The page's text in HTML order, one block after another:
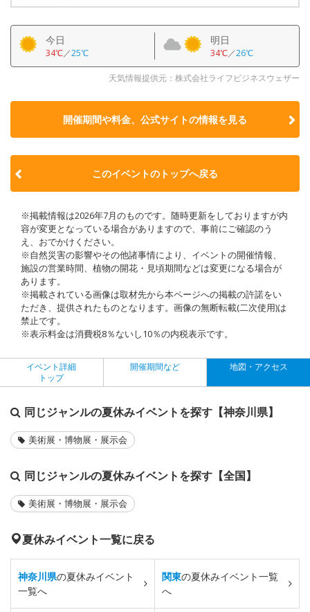
今日
34℃／25℃
明日
34℃／26℃
天気情報提供元：株式会社ライフビジネスウェザー
開催期間や料金、公式サイトの情報を見る
このイベントのトップへ戻る
※掲載情報は2026年7月のものです。随時更新をしておりますが内
容が変更となっている場合がありますので、事前にご確認のう
え、おでかけください。
※自然災害の影響やその他諸事情により、イベントの開催情報、
施設の営業時間、植物の開花・見頃期間などは変更になる場合が
あります。
※掲載されている画像は取材先から本ページへの掲載の許諾をい
ただき、提供されたものとなります。画像の無断転載(二次使用)は
禁止です。
※表示料金は消費税8％ないし10％の内税表示です。
イベント詳細
トップ
開催期間など 地図・アクセス
同じジャンルの夏休みイベントを探す【神奈川県】
美術展・博物展・展示会
同じジャンルの夏休みイベントを探す【全国】
美術展・博物展・展示会
夏休みイベント一覧に戻る
神奈川県の夏休みイベント
一覧へ
関東の夏休みイベント一覧
へ